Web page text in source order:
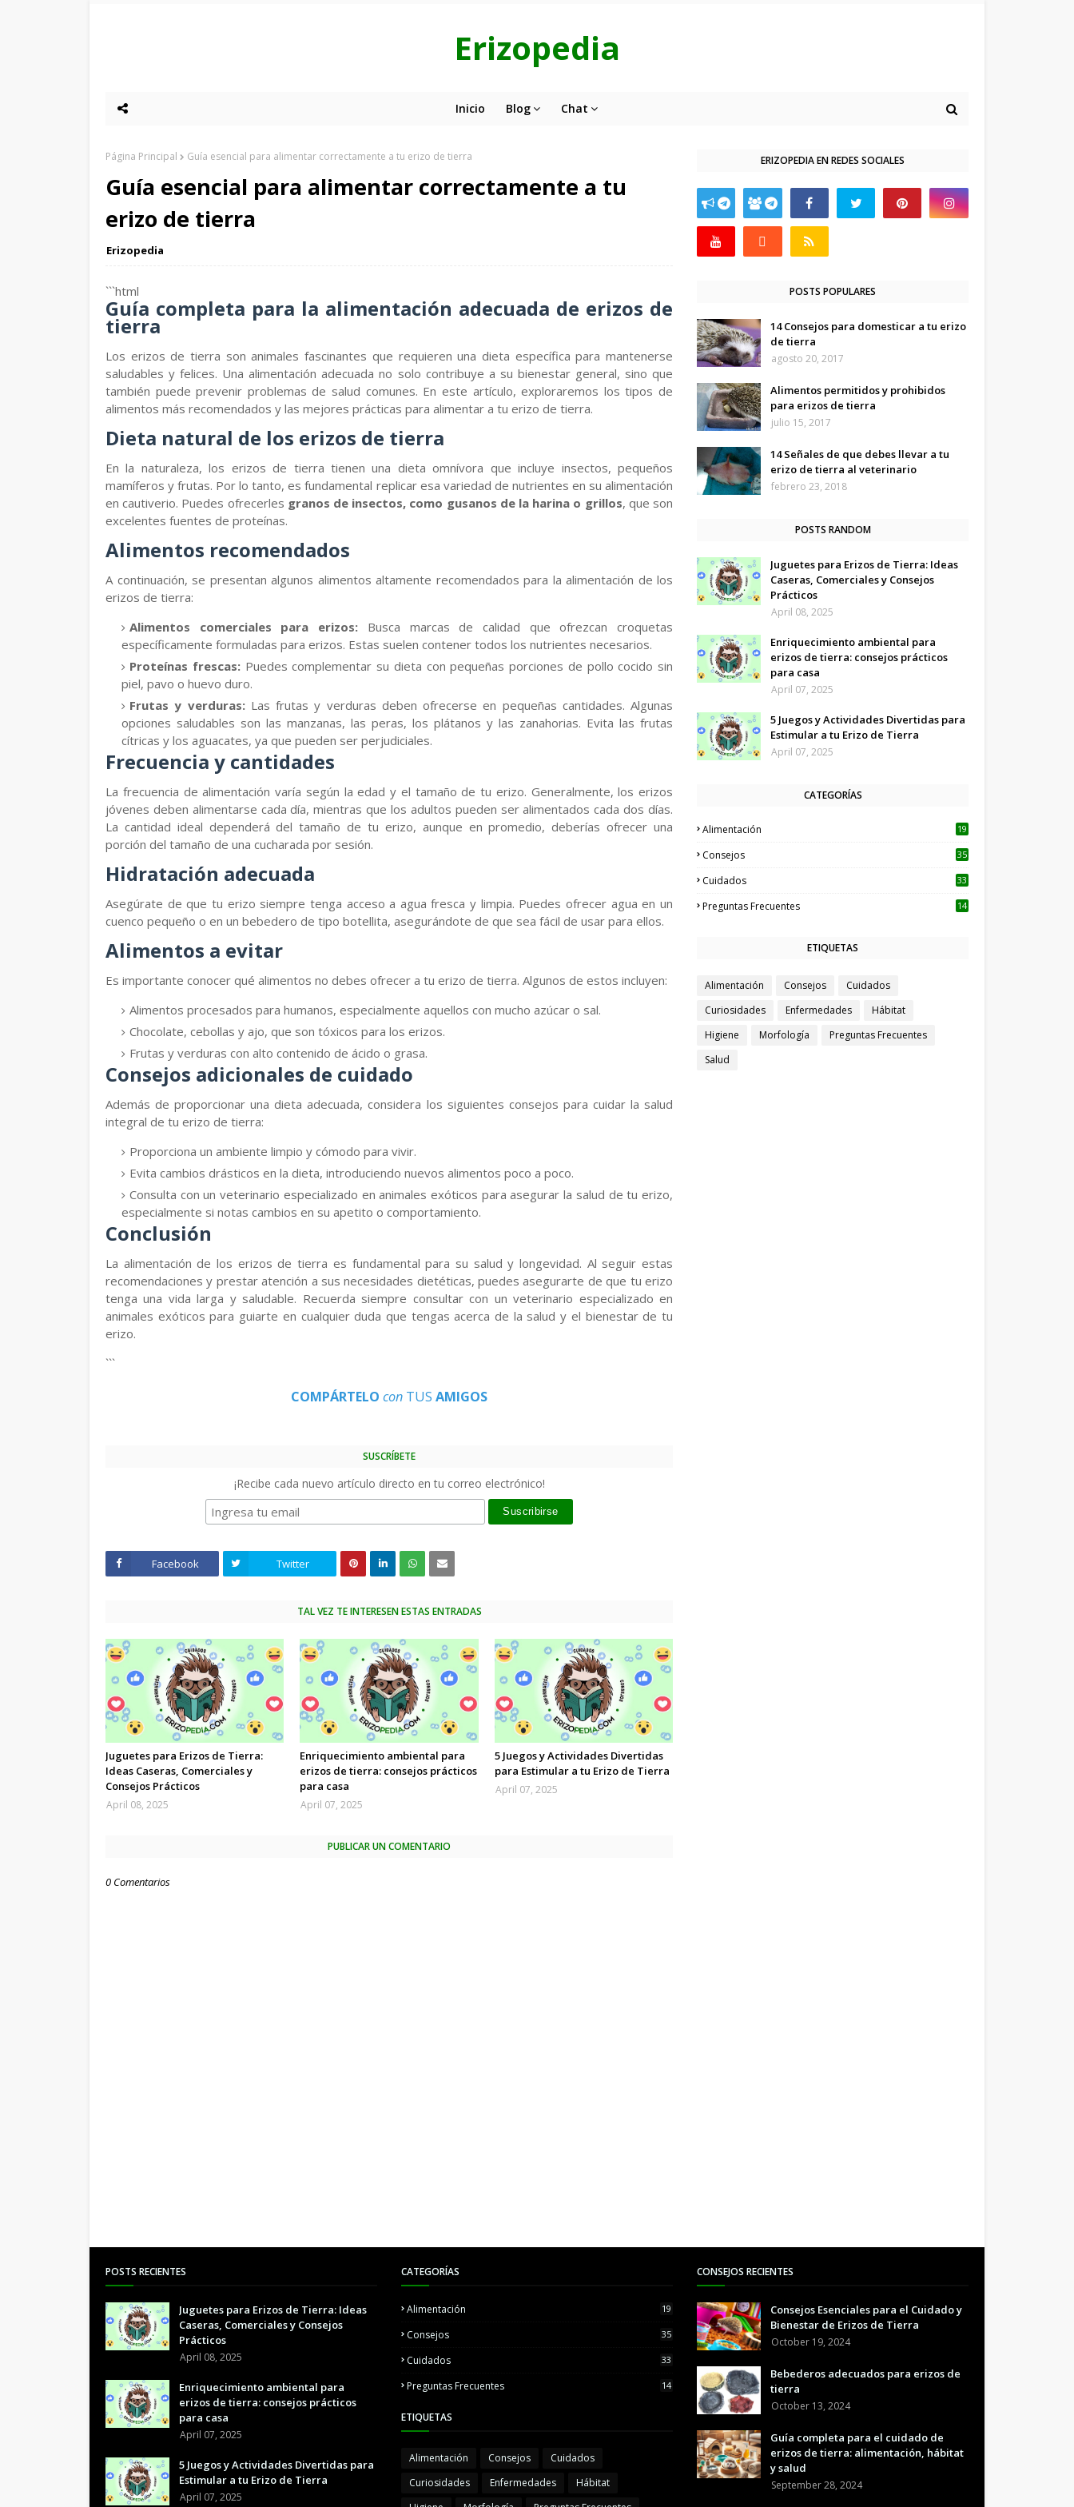
Erizopedia
Inicio Blog Chat
Página Principal Guía esencial para alimentar correctamente a tu erizo de tierra
Guía esencial para alimentar correctamente a tu
erizo de tierra
Erizopedia
```html
Guía completa para la alimentación adecuada de erizos de
tierra
Los erizos de tierra son animales fascinantes que requieren una dieta específica para mantenerse
saludables y felices. Una alimentación adecuada no solo contribuye a su bienestar general, sino que
también puede prevenir problemas de salud comunes. En este artículo, exploraremos los tipos de
alimentos más recomendados y las mejores prácticas para alimentar a tu erizo de tierra.
Dieta natural de los erizos de tierra
En la naturaleza, los erizos de tierra tienen una dieta omnívora que incluye insectos, pequeños
mamíferos y frutas. Por lo tanto, es fundamental replicar esa variedad de nutrientes en su alimentación
en cautiverio. Puedes ofrecerles granos de insectos, como gusanos de la harina o grillos, que son
excelentes fuentes de proteínas.
Alimentos recomendados
A continuación, se presentan algunos alimentos altamente recomendados para la alimentación de los
erizos de tierra:
Alimentos comerciales para erizos: Busca marcas de calidad que ofrezcan croquetas
específicamente formuladas para erizos. Estas suelen contener todos los nutrientes necesarios.
Proteínas frescas:Puedes complementar su dieta con pequeñas porciones de pollo cocido sin
piel, pavo o huevo duro.
Frutas y verduras:Las frutas y verduras deben ofrecerse en pequeñas cantidades. Algunas
opciones saludables son las manzanas, las peras, los plátanos y las zanahorias. Evita las frutas
cítricas y los aguacates, ya que pueden ser perjudiciales.
Frecuencia y cantidades
La frecuencia de alimentación varía según la edad y el tamaño de tu erizo. Generalmente, los erizos
jóvenes deben alimentarse cada día, mientras que los adultos pueden ser alimentados cada dos días.
La cantidad ideal dependerá del tamaño de tu erizo, aunque en promedio, deberías ofrecer una
porción del tamaño de una cucharada por sesión.
Hidratación adecuada
Asegúrate de que tu erizo siempre tenga acceso a agua fresca y limpia. Puedes ofrecer agua en un
cuenco pequeño o en un bebedero de tipo botellita, asegurándote de que sea fácil de usar para ellos.
Alimentos a evitar
Es importante conocer qué alimentos no debes ofrecer a tu erizo de tierra. Algunos de estos incluyen:
Alimentos procesados para humanos, especialmente aquellos con mucho azúcar o sal.
Chocolate, cebollas y ajo, que son tóxicos para los erizos.
Frutas y verduras con alto contenido de ácido o grasa.
Consejos adicionales de cuidado
Además de proporcionar una dieta adecuada, considera los siguientes consejos para cuidar la salud
integral de tu erizo de tierra:
Proporciona un ambiente limpio y cómodo para vivir.
Evita cambios drásticos en la dieta, introduciendo nuevos alimentos poco a poco.
Consulta con un veterinario especializado en animales exóticos para asegurar la salud de tu erizo,
especialmente si notas cambios en su apetito o comportamiento.
Conclusión
La alimentación de los erizos de tierra es fundamental para su salud y longevidad. Al seguir estas
recomendaciones y prestar atención a sus necesidades dietéticas, puedes asegurarte de que tu erizo
tenga una vida larga y saludable. Recuerda siempre consultar con un veterinario especializado en
animales exóticos para guiarte en cualquier duda que tengas acerca de la salud y el bienestar de tu
erizo.
```
COMPÁRTELO con TUS AMIGOS
SUSCRÍBETE
¡Recibe cada nuevo artículo directo en tu correo electrónico!
Facebook Twitter
TAL VEZ TE INTERESEN ESTAS ENTRADAS
Juguetes para Erizos de Tierra:
Ideas Caseras, Comerciales y
Consejos Prácticos
April 08, 2025
Enriquecimiento ambiental para
erizos de tierra: consejos prácticos
para casa
April 07, 2025
5 Juegos y Actividades Divertidas
para Estimular a tu Erizo de Tierra
April 07, 2025
PUBLICAR UN COMENTARIO
0 Comentarios
ERIZOPEDIA EN REDES SOCIALES
POSTS POPULARES
14 Consejos para domesticar a tu erizo
de tierra
agosto 20, 2017
Alimentos permitidos y prohibidos
para erizos de tierra
julio 15, 2017
14 Señales de que debes llevar a tu
erizo de tierra al veterinario
febrero 23, 2018
POSTS RANDOM
Juguetes para Erizos de Tierra: Ideas
Caseras, Comerciales y Consejos
Prácticos
April 08, 2025
Enriquecimiento ambiental para
erizos de tierra: consejos prácticos
para casa
April 07, 2025
5 Juegos y Actividades Divertidas para
Estimular a tu Erizo de Tierra
April 07, 2025
CATEGORÍAS
Alimentación 19
Consejos 35
Cuidados 33
Preguntas Frecuentes 14
ETIQUETAS
Alimentación Consejos
Cuidados
Curiosidades
Enfermedades
Hábitat
Higiene
Morfología
Preguntas Frecuentes
Salud
POSTS RECIENTES
Juguetes para Erizos de Tierra: Ideas
Caseras, Comerciales y Consejos
Prácticos
April 08, 2025
Enriquecimiento ambiental para
erizos de tierra: consejos prácticos
para casa
April 07, 2025
5 Juegos y Actividades Divertidas para
Estimular a tu Erizo de Tierra
April 07, 2025
CATEGORÍAS
Alimentación 19
Consejos 35
Cuidados 33
Preguntas Frecuentes 14
ETIQUETAS
Alimentación Consejos
Cuidados
Curiosidades
Enfermedades
Hábitat
CONSEJOS RECIENTES
Consejos Esenciales para el Cuidado y
Bienestar de Erizos de Tierra
October 19, 2024
Bebederos adecuados para erizos de
tierra
October 13, 2024
Guía completa para el cuidado de
erizos de tierra: alimentación, hábitat
y salud
September 28, 2024